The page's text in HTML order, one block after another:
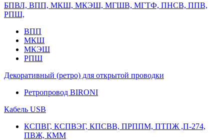
БПВЛ, ВПП, МКШ, МКЭШ, МГШВ, МГТФ, ПНСВ, ППВ,
РПШ,
ВПП
МКШ
МКЭШ
РПШ
Декоративный (ретро) для открытой проводки
Ретропровод BIRONI
Кабель USB
КСПВГ, КСПВЭГ, КПСВВ, ПРППМ, ПТПЖ ,П-274,
ПВЖ, КММ